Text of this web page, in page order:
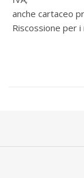
anche cartaceo
Riscossione per